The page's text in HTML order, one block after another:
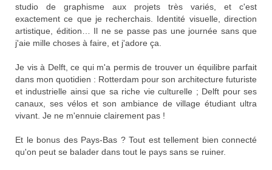
studio de graphisme aux projets très variés, et c'est
exactement ce que je recherchais. Identité visuelle, direction
artistique, édition… Il ne se passe pas une journée sans que
j'aie mille choses à faire, et j'adore ça.
Je vis à Delft, ce qui m'a permis de trouver un équilibre parfait
dans mon quotidien : Rotterdam pour son architecture futuriste
et industrielle ainsi que sa riche vie culturelle ; Delft pour ses
canaux, ses vélos et son ambiance de village étudiant ultra
vivant. Je ne m'ennuie clairement pas !
Et le bonus des Pays-Bas ? Tout est tellement bien connecté
qu'on peut se balader dans tout le pays sans se ruiner.